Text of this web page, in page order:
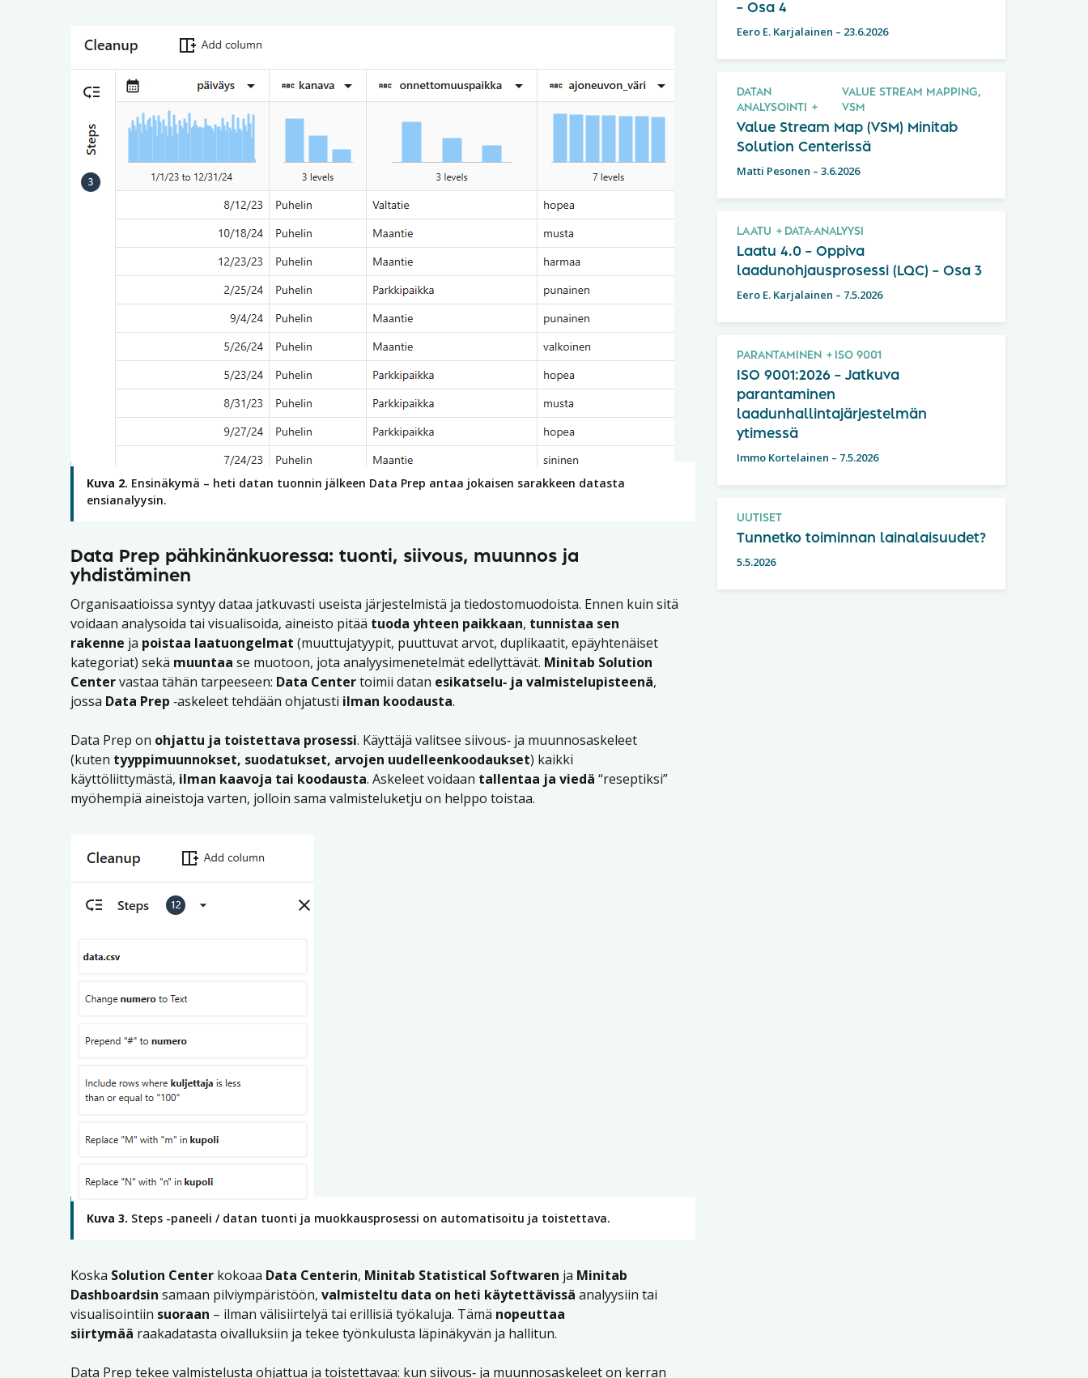
Kuva 2. Ensinäkymä – heti datan tuonnin jälkeen Data Prep antaa jokaisen sarakkeen datasta
ensianalyysin.
Data Prep pähkinänkuoressa: tuonti, siivous, muunnos ja
yhdistäminen
Organisaatioissa syntyy dataa jatkuvasti useista järjestelmistä ja tiedostomuodoista. Ennen kuin sitä
voidaan analysoida tai visualisoida, aineisto pitää tuoda yhteen paikkaan, tunnistaa sen
rakenne ja poistaa laatuongelmat (muuttujatyypit, puuttuvat arvot, duplikaatit, epäyhtenäiset
kategoriat) sekä muuntaa se muotoon, jota analyysimenetelmät edellyttävät. Minitab Solution
Centervastaa tähän tarpeeseen: Data Centertoimii datan esikatselu‑ ja valmistelupisteenä,
jossa Data Prep ‑askeleet tehdään ohjatusti ilman koodausta.
Data Prep on ohjattu ja toistettava prosessi. Käyttäjä valitsee siivous‑ ja muunnosaskeleet
(kuten tyyppimuunnokset, suodatukset, arvojen uudelleenkoodaukset) kaikki
käyttöliittymästä, ilman kaavoja tai koodausta. Askeleet voidaan tallentaa ja viedä “reseptiksi”
myöhempiä aineistoja varten, jolloin sama valmisteluketju on helppo toistaa.
Kuva 3. Steps -paneeli / datan tuonti ja muokkausprosessi on automatisoitu ja toistettava.
Koska Solution Center kokoaa Data Centerin, Minitab Statistical Softwaren ja Minitab
Dashboardsin samaan pilviympäristöön, valmisteltu data on heti käytettävissä analyysiin tai
visualisointiin suoraan – ilman välisiirtelyä tai erillisiä työkaluja. Tämä nopeuttaa
siirtymää raakadatasta oivalluksiin ja tekee työnkulusta läpinäkyvän ja hallitun.
Data Prep tekee valmistelusta ohjattua ja toistettavaa: kun siivous‑ ja muunnosaskeleet on kerran
– Osa 4
Eero E. Karjalainen – 23.6.2026
DATAN
ANALYSOINTI
VALUE STREAM MAPPING,
VSM
Value Stream Map (VSM) Minitab
Solution Centerissä
Matti Pesonen – 3.6.2026
LAATU DATA-ANALYYSI
Laatu 4.0 – Oppiva
laadunohjausprosessi (LQC) – Osa 3
Eero E. Karjalainen – 7.5.2026
PARANTAMINEN ISO 9001
ISO 9001:2026 – Jatkuva
parantaminen
laadunhallintajärjestelmän
ytimessä
Immo Kortelainen – 7.5.2026
UUTISET
Tunnetko toiminnan lainalaisuudet?
5.5.2026